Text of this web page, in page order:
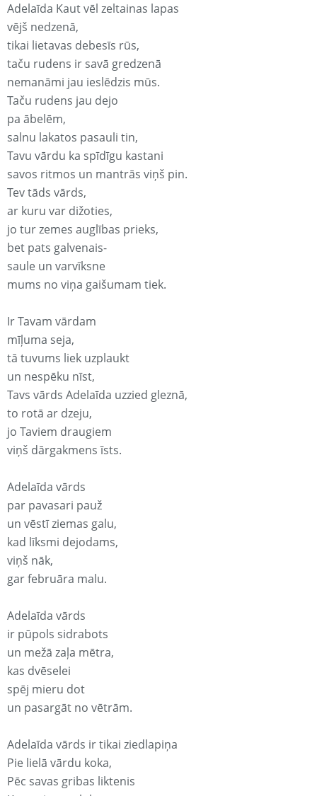
Adelaīda Kaut vēl zeltainas lapas
vējš nedzenā,
tikai lietavas debesīs rūs,
taču rudens ir savā gredzenā
nemanāmi jau ieslēdzis mūs.
Taču rudens jau dejo
pa ābelēm,
salnu lakatos pasauli tin,
Tavu vārdu ka spīdīgu kastani
savos ritmos un mantrās viņš pin.
Tev tāds vārds,
ar kuru var dižoties,
jo tur zemes auglības prieks,
bet pats galvenais-
saule un varvīksne
mums no viņa gaišumam tiek.
Ir Tavam vārdam
mīļuma seja,
tā tuvums liek uzplaukt
un nespēku nīst,
Tavs vārds Adelaīda uzzied gleznā,
to rotā ar dzeju,
jo Taviem draugiem
viņš dārgakmens īsts.
Adelaīda vārds
par pavasari pauž
un vēstī ziemas galu,
kad līksmi dejodams,
viņš nāk,
gar februāra malu.
Adelaīda vārds
ir pūpols sidrabots
un mežā zaļa mētra,
kas dvēselei
spēj mieru dot
un pasargāt no vētrām.
Adelaīda vārds ir tikai ziedlapiņa
Pie lielā vārdu koka,
Pēc savas gribas liktenis